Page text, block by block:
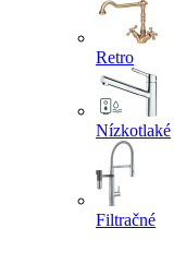
Retro
Nízkotlaké
Filtračné